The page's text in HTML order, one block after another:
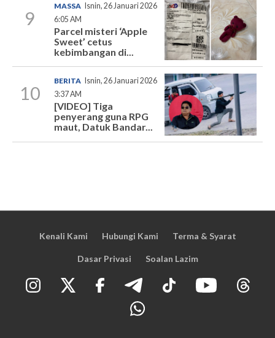
9
MASSA
Isnin, 26 Januari 2026
6:05 AM
Parcel misteri ‘Apple
Sweet’ cetus
kebimbangan di...
10
BERITA
Isnin, 26 Januari 2026
3:37 AM
[VIDEO] Tiga
penyerang guna RPG
maut, Datuk Bandar...
Kenali Kami Hubungi Kami Terma & Syarat
Dasar Privasi Soalan Lazim